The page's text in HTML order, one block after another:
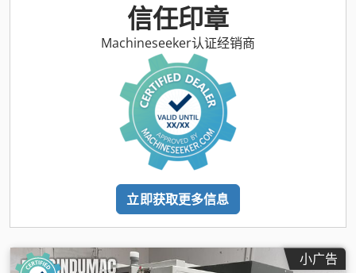
信任印章
Machineseeker认证经销商
立即获取更多信息
小广告